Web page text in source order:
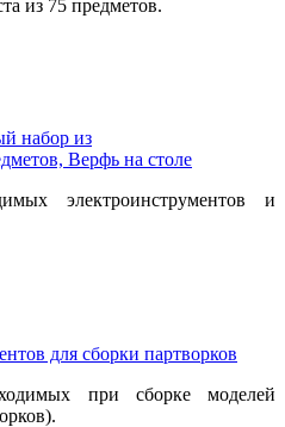
из 75 предметов.
набор из
Верфь на столе
электроинструментов и
для сборки партворков
при сборке моделей